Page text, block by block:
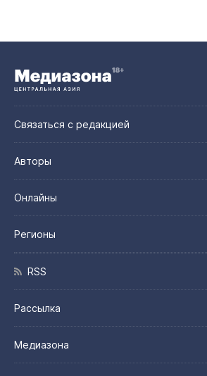
Связаться с редакцией
Авторы
Онлайны
Регионы
RSS
Рассылка
Медиазона